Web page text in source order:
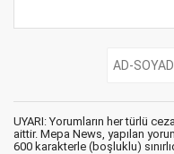
UYARI: Yorumların her türlü
aittir. Mepa News, yapılan
600 karakterle (boşluklu)